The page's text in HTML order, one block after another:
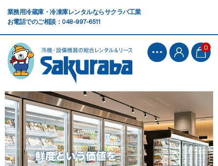
業務用冷蔵庫・冷凍庫レンタルならサクラバ工業
お電話でのご相談：048-997-6511
0